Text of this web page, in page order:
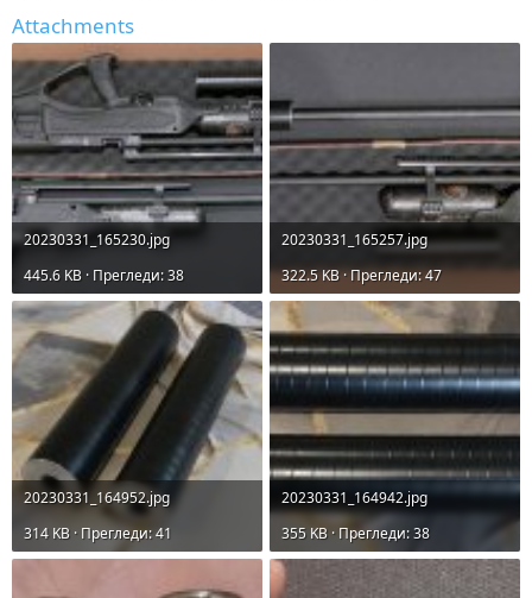
Attachments
20230331_165230.jpg
445.6 KB · Прегледи: 38
20230331_165257.jpg
322.5 KB · Прегледи: 47
20230331_164952.jpg
314 KB · Прегледи: 41
20230331_164942.jpg
355 KB · Прегледи: 38